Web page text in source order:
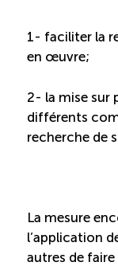
Formation sur
Programme
1- faciliter la
en œuvre;
2- la mise sur
différents
recherche de
La mesure
l’application
autres de